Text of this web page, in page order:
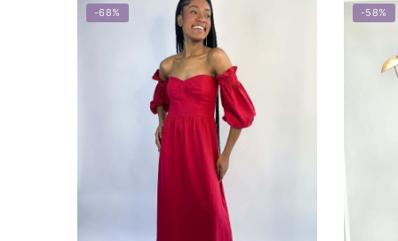
-68% -58%